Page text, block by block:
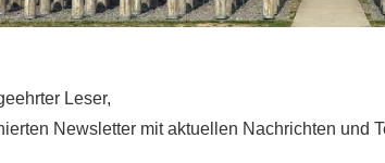
Leser,
Newsletter mit aktuellen Nachrichten und